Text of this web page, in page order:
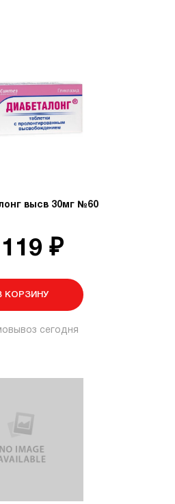
высв 30мг №60
₽
КОРЗИНУ
сегодня